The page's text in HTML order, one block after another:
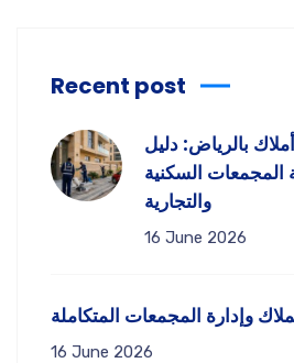
Recent post
بالرياض: دليل
المجمعات السكنية
والتجارية
16 June 2026
وإدارة المجمعات المتكاملة
16 June 2026